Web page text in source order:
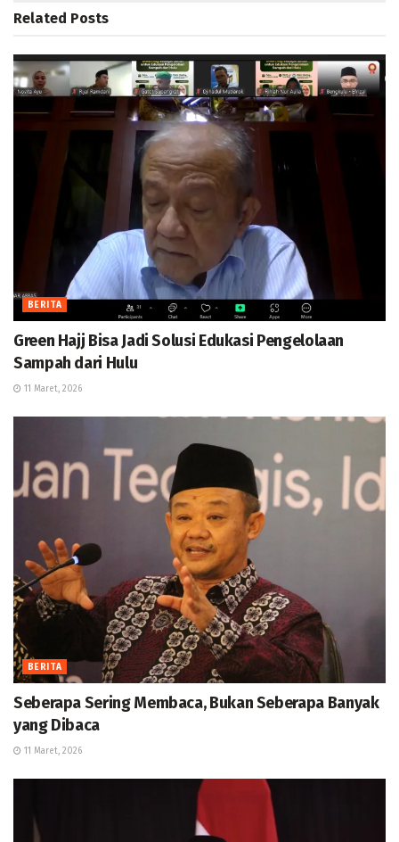
Related Posts
BERITA
Green Hajj Bisa Jadi Solusi Edukasi Pengelolaan
Sampah dari Hulu
11 Maret, 2026
BERITA
Seberapa Sering Membaca, Bukan Seberapa Banyak
yang Dibaca
11 Maret, 2026